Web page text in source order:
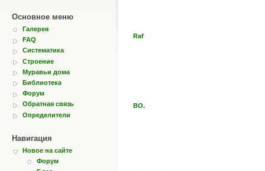
Основное меню
Галерея
FAQ
Систематика
Строение
Муравьи дома
Библиотека
Форум
Обратная связь
Определители
Навигация
Новое на сайте
Форум
Raf
BO.